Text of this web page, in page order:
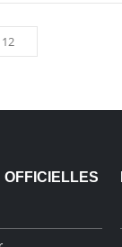
OFFICIELLES